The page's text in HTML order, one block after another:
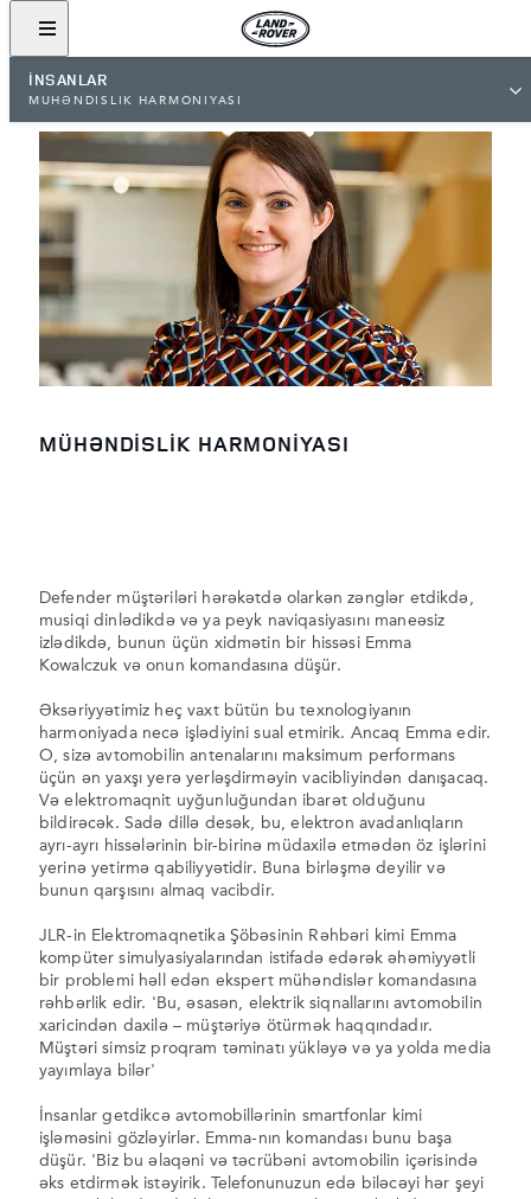
İNSANLAR​
MÜHƏNDİSLİK HARMONİYASI
MÜHƏNDİSLİK HARMONİYASI
Defender müştəriləri hərəkətdə olarkən zənglər etdikdə,
musiqi dinlədikdə və ya peyk naviqasiyasını maneəsiz
izlədikdə, bunun üçün xidmətin bir hissəsi Emma
Kowalczuk və onun komandasına düşür.
Əksəriyyətimiz heç vaxt bütün bu texnologiyanın
harmoniyada necə işlədiyini sual etmirik. Ancaq Emma edir.
O, sizə avtomobilin antenalarını maksimum performans
üçün ən yaxşı yerə yerləşdirməyin vacibliyindən danışacaq.
Və elektromaqnit uyğunluğundan ibarət olduğunu
bildirəcək. Sadə dillə desək, bu, elektron avadanlıqların
ayrı-ayrı hissələrinin bir-birinə müdaxilə etmədən öz işlərini
yerinə yetirmə qabiliyyətidir. Buna birləşmə deyilir və
bunun qarşısını almaq vacibdir.
JLR-in Elektromaqnetika Şöbəsinin Rəhbəri kimi Emma ​​
kompüter simulyasiyalarından istifadə edərək əhəmiyyətli
bir problemi həll edən ekspert mühəndislər komandasına
rəhbərlik edir. 'Bu, əsasən, elektrik siqnallarını avtomobilin
xaricindən daxilə – müştəriyə ötürmək haqqındadır.
Müştəri simsiz proqram təminatı yükləyə və ya yolda media
yayımlaya bilər'
İnsanlar getdikcə avtomobillərinin smartfonlar kimi
işləməsini gözləyirlər. Emma-nın komandası bunu başa
düşür. 'Biz bu əlaqəni və təcrübəni avtomobilin içərisində
əks etdirmək istəyirik. Telefonunuzun edə biləcəyi hər şeyi